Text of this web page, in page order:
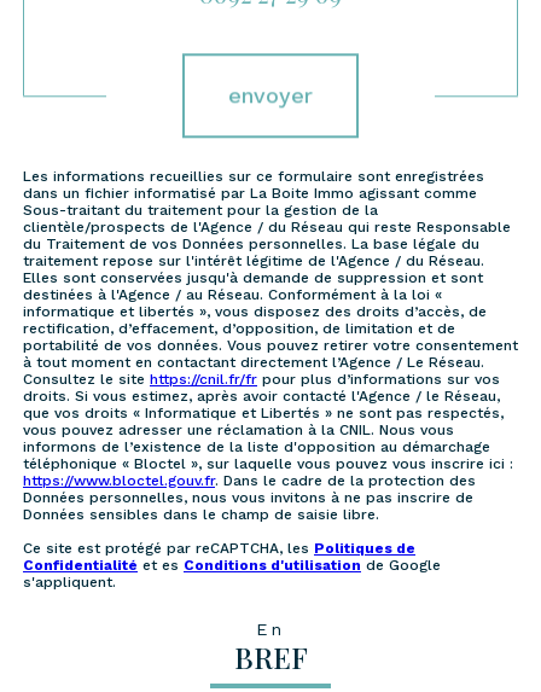
envoyer
Les informations recueillies sur ce formulaire sont enregistrées
dans un fichier informatisé par La Boite Immo agissant comme
Sous-traitant du traitement pour la gestion de la
clientèle/prospects de l'Agence / du Réseau qui reste Responsable
du Traitement de vos Données personnelles. La base légale du
traitement repose sur l'intérêt légitime de l'Agence / du Réseau.
Elles sont conservées jusqu'à demande de suppression et sont
destinées à l'Agence / au Réseau. Conformément à la loi «
informatique et libertés », vous disposez des droits d’accès, de
rectification, d’effacement, d’opposition, de limitation et de
portabilité de vos données. Vous pouvez retirer votre consentement
à tout moment en contactant directement l’Agence / Le Réseau.
Consultez le site https://cnil.fr/fr pour plus d’informations sur vos
droits. Si vous estimez, après avoir contacté l'Agence / le Réseau,
que vos droits « Informatique et Libertés » ne sont pas respectés,
vous pouvez adresser une réclamation à la CNIL. Nous vous
informons de l’existence de la liste d'opposition au démarchage
téléphonique « Bloctel », sur laquelle vous pouvez vous inscrire ici :
https://www.bloctel.gouv.fr. Dans le cadre de la protection des
Données personnelles, nous vous invitons à ne pas inscrire de
Données sensibles dans le champ de saisie libre.
Ce site est protégé par reCAPTCHA, les Politiques de
Confidentialité et es Conditions d'utilisation de Google
s'appliquent.
En
BREF